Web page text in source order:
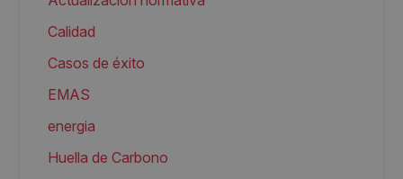
Calidad
Casos de éxito
EMAS
energia
Huella de Carbono